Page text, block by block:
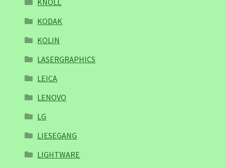
KNOLL
KODAK
KOLIN
LASERGRAPHICS
LEICA
LENOVO
LG
LIESEGANG
LIGHTWARE